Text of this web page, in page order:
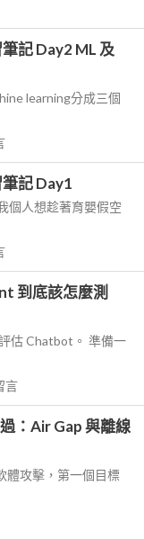
記 Day2 ML 及
learning分成三個
記 Day1
個人想趁著育嬰假空
到底該怎麼測
估 Chatbot。 準備一
言
：Air Gap 與離線
體攻擊，第一個目標